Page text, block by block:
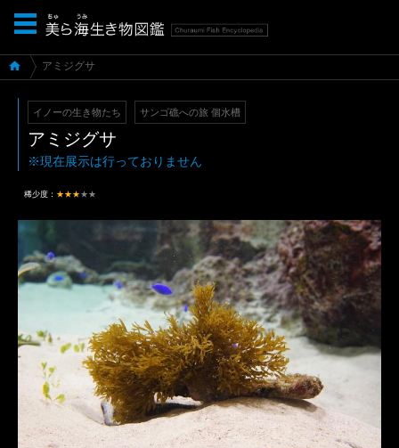
アミジグサ
イノーの生き物たち サンゴ礁への旅 個水槽
アミジグサ
※現在展示は行っておりません
稀少度： ★★★ ★★